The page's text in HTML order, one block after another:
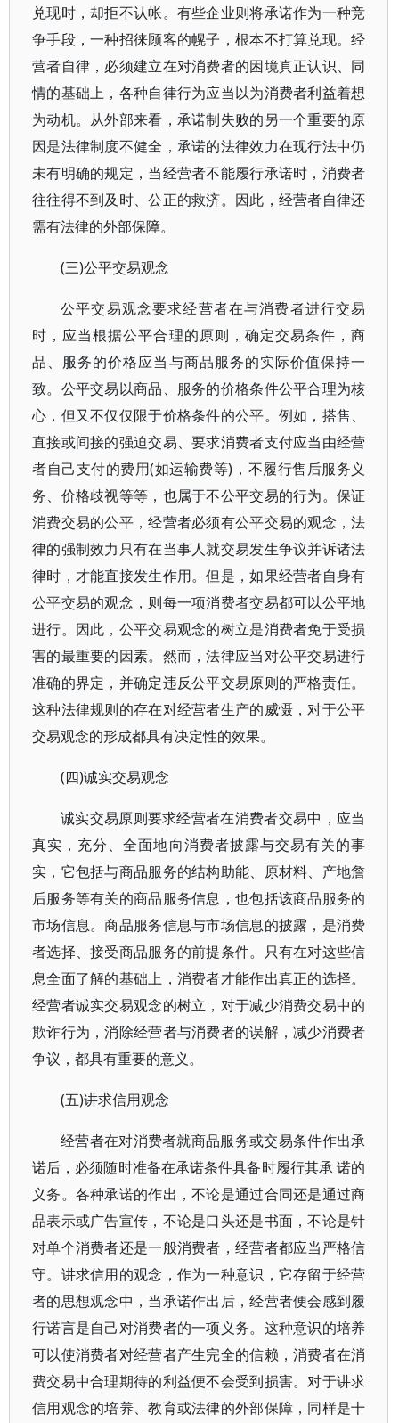
兑现时，却拒不认帐。有些企业则将承诺作为一种竞
争手段，一种招徕顾客的幌子，根本不打算兑现。经
营者自律，必须建立在对消费者的困境真正认识、同
情的基础上，各种自律行为应当以为消费者利益着想
为动机。从外部来看，承诺制失败的另一个重要的原
因是法律制度不健全，承诺的法律效力在现行法中仍
未有明确的规定，当经营者不能履行承诺时，消费者
往往得不到及时、公正的救济。因此，经营者自律还
需有法律的外部保障。
(三)公平交易观念
公平交易观念要求经营者在与消费者进行交易
时，应当根据公平合理的原则，确定交易条件，商
品、服务的价格应当与商品服务的实际价值保持一
致。公平交易以商品、服务的价格条件公平合理为核
心，但又不仅仅限于价格条件的公平。例如，搭售、
直接或间接的强迫交易、要求消费者支付应当由经营
者自己支付的费用(如运输费等)，不履行售后服务义
务、价格歧视等等，也属于不公平交易的行为。保证
消费交易的公平，经营者必须有公平交易的观念，法
律的强制效力只有在当事人就交易发生争议并诉诸法
律时，才能直接发生作用。但是，如果经营者自身有
公平交易的观念，则每一项消费者交易都可以公平地
进行。因此，公平交易观念的树立是消费者免于受损
害的最重要的因素。然而，法律应当对公平交易进行
准确的界定，并确定违反公平交易原则的严格责任。
这种法律规则的存在对经营者生产的威慑，对于公平
交易观念的形成都具有决定性的效果。
(四)诚实交易观念
诚实交易原则要求经营者在消费者交易中，应当
真实，充分、全面地向消费者披露与交易有关的事
实，它包括与商品服务的结构助能、原材料、产地詹
后服务等有关的商品服务信息，也包括该商品服务的
市场信息。商品服务信息与市场信息的披露，是消费
者选择、接受商品服务的前提条件。只有在对这些信
息全面了解的基础上，消费者才能作出真正的选择。
经营者诚实交易观念的树立，对于减少消费交易中的
欺诈行为，消除经营者与消费者的误解，减少消费者
争议，都具有重要的意义。
(五)讲求信用观念
经营者在对消费者就商品服务或交易条件作出承
诺后，必须随时准备在承诺条件具备时履行其承 诺的
义务。各种承诺的作出，不论是通过合同还是通过商
品表示或广告宣传，不论是口头还是书面，不论是针
对单个消费者还是一般消费者，经营者都应当严格信
守。讲求信用的观念，作为一种意识，它存留于经营
者的思想观念中，当承诺作出后，经营者便会感到履
行诺言是自己对消费者的一项义务。这种意识的培养
可以使消费者对经营者产生完全的信赖，消费者在消
费交易中合理期待的利益便不会受到损害。对于讲求
信用观念的培养、教育或法律的外部保障，同样是十